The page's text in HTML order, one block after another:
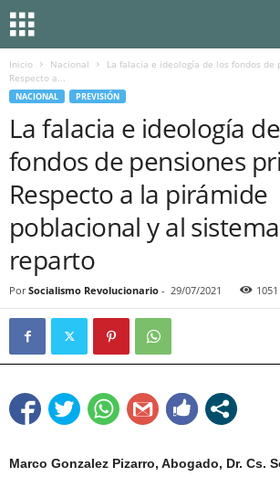
Inicio Nacional
La falacia e ideología de los fondos de
Respecto a...
NACIONAL PREVISIÓN
La falacia e ideología
fondos de pensiones
Respecto a la pirámide
poblacional y al
reparto
Por Socialismo Revolucionario - 29/07/2021 1051
Marco Gonzalez Pizarro, Abogado, Dr. Cs.